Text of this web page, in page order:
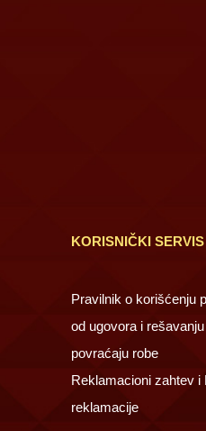
KORISNIČKI SERVIS
Pravilnik o korišćenju
od ugovora i
povraćaju robe
Reklamacioni zahtev i
reklamacije